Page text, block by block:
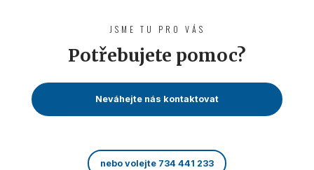
JSME TU PRO VÁS
Potřebujete pomoc?
Neváhejte nás kontaktovat
nebo volejte 734 441 233